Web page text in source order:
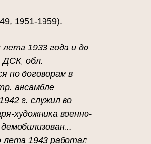
1951-1959).
лета 1933 года и до
ДСК, обл.
по договорам в
ансамбле
г. служил во
художника военно-
лета 1943 работал